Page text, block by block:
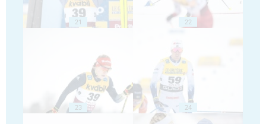
21 22
23 24